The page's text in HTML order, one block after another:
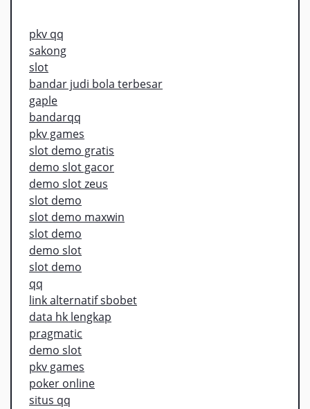
pkv qq
sakong
slot
bandar judi bola terbesar
gaple
bandarqq
pkv games
slot demo gratis
demo slot gacor
demo slot zeus
slot demo
slot demo maxwin
slot demo
demo slot
slot demo
qq
link alternatif sbobet
data hk lengkap
pragmatic
demo slot
pkv games
poker online
situs qq